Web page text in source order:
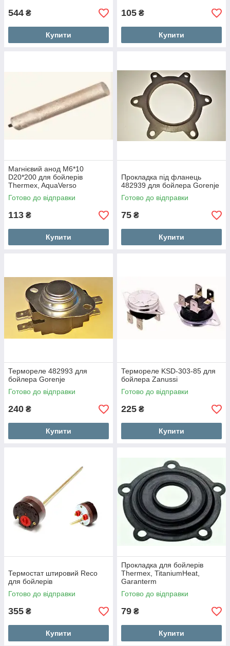
544 ₴
Купити
105 ₴
Купити
Магнієвий анод M6*10
D20*200 для бойлерів
Thermex, AquaVerso
Готово до відправки
113 ₴
Купити
Прокладка під фланець
482939 для бойлера Gorenje
Готово до відправки
75 ₴
Купити
Термореле 482993 для
бойлера Gorenje
Готово до відправки
240 ₴
Купити
Термореле KSD-303-85 для
бойлера Zanussi
Готово до відправки
225 ₴
Купити
Термостат штировий Reco
для бойлерів
Готово до відправки
355 ₴
Купити
Прокладка для бойлерів
Thermex, TitaniumHeat,
Garanterm
Готово до відправки
79 ₴
Купити